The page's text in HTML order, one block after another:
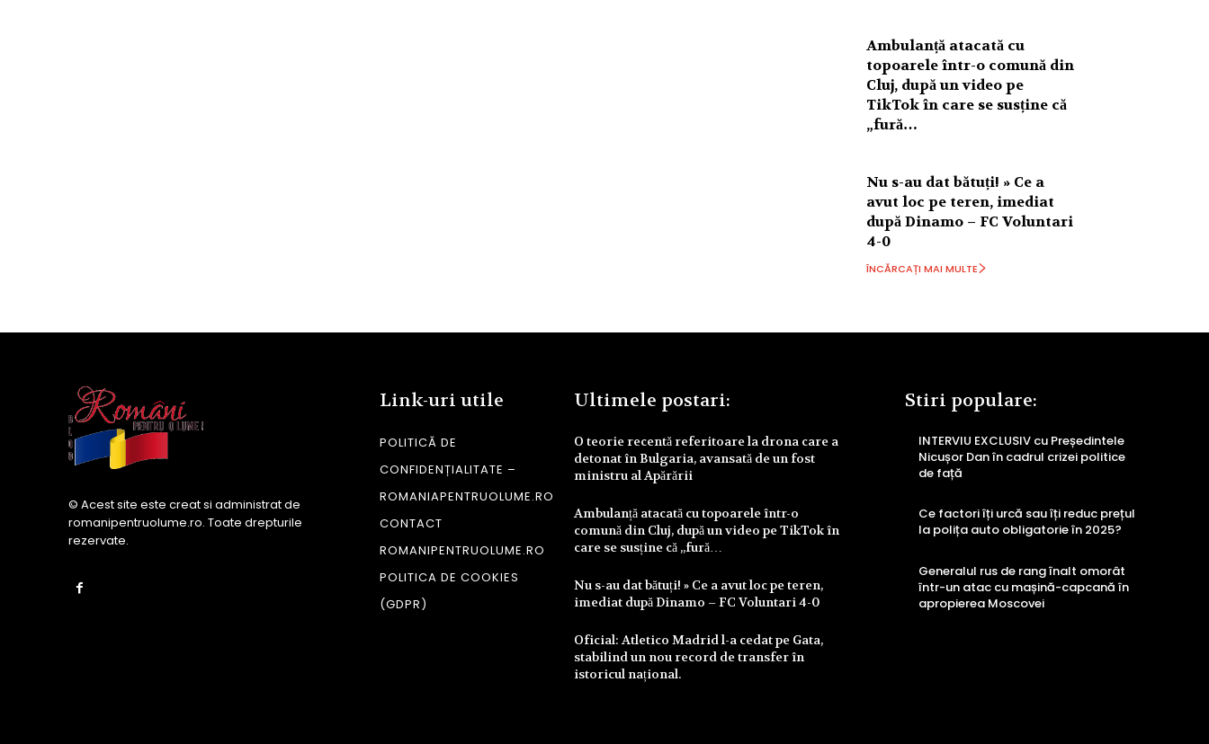
Ambulanță atacată cu
topoarele într-o comună din
Cluj, după un video pe
TikTok în care se susține că
„fură…
Nu s-au dat bătuți! » Ce a
avut loc pe teren, imediat
după Dinamo – FC Voluntari
4-0
ÎNCĂRCAȚI MAI MULTE
© Acest site este creat si administrat de
romanipentruolume.ro. Toate drepturile
rezervate.
Link-uri utile
POLITICĂ DE
CONFIDENȚIALITATE –
ROMANIAPENTRUOLUME.RO
CONTACT
ROMANIPENTRUOLUME.RO
POLITICA DE COOKIES
(GDPR)
Ultimele postari:
O teorie recentă referitoare la drona care a
detonat în Bulgaria, avansată de un fost
ministru al Apărării
Ambulanță atacată cu topoarele într-o
comună din Cluj, după un video pe TikTok în
care se susține că „fură…
Nu s-au dat bătuți! » Ce a avut loc pe teren,
imediat după Dinamo – FC Voluntari 4-0
Oficial: Atletico Madrid l-a cedat pe Gata,
stabilind un nou record de transfer în
istoricul național.
Stiri populare:
INTERVIU EXCLUSIV cu Președintele
Nicușor Dan în cadrul crizei politice
de față
Ce factori îți urcă sau îți reduc prețul
la polița auto obligatorie în 2025?
Generalul rus de rang înalt omorât
într-un atac cu mașină-capcană în
apropierea Moscovei